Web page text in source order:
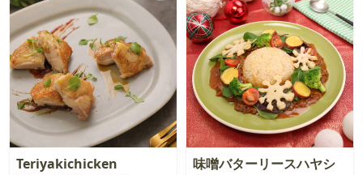
Teriyakichicken
味噌バターリースハヤシ